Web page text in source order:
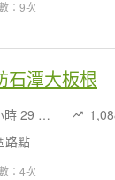
：9次
石潭大板根
10 小時 29 分鐘
路點
：4次